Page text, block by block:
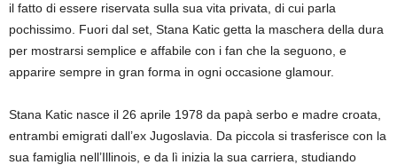
il fatto di essere riservata sulla sua vita privata, di cui parla
pochissimo. Fuori dal set, Stana Katic getta la maschera della dura
per mostrarsi semplice e affabile con i fan che la seguono, e
apparire sempre in gran forma in ogni occasione glamour.
Stana Katic nasce il 26 aprile 1978 da papà serbo e madre croata,
entrambi emigrati dall’ex Jugoslavia. Da piccola si trasferisce con la
sua famiglia nell’Illinois, e da lì inizia la sua carriera, studiando